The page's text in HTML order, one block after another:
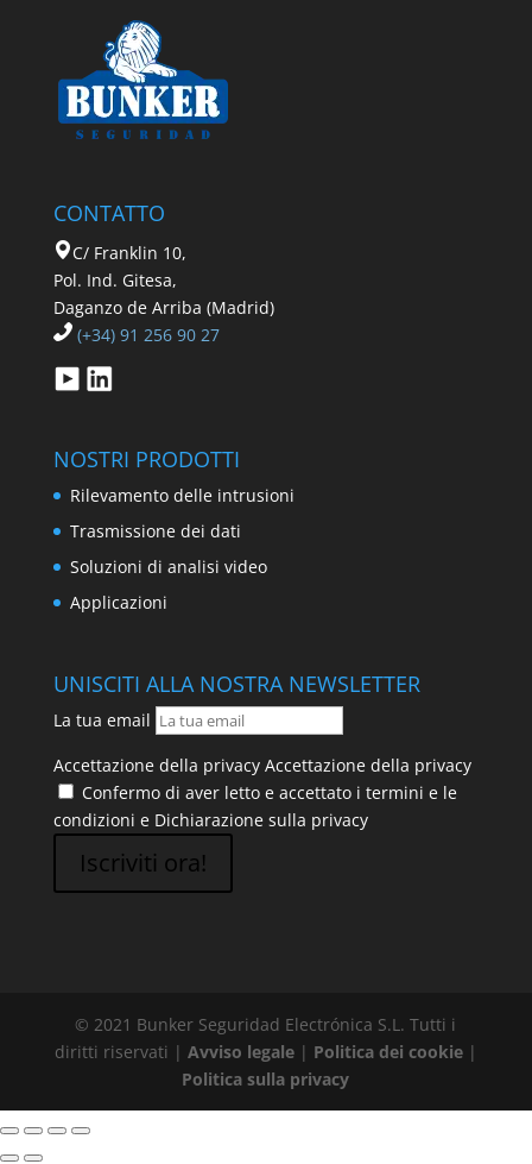
CONTATTO
C/ Franklin 10,
Pol. Ind. Gitesa,
Daganzo de Arriba (Madrid)
(+34) 91 256 90 27
NOSTRI PRODOTTI
Rilevamento delle intrusioni
Trasmissione dei dati
Soluzioni di analisi video
Applicazioni
UNISCITI ALLA NOSTRA NEWSLETTER
La tua email
Accettazione della privacy Accettazione della privacy
Confermo di aver letto e accettato i termini e le
condizioni e Dichiarazione sulla privacy
Iscriviti ora!
© 2021 Bunker Seguridad Electrónica S.L. Tutti i
diritti riservati | Avviso legale| Politica dei cookie|
Politica sulla privacy